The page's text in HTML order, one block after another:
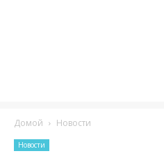
Домой Новости
Новости